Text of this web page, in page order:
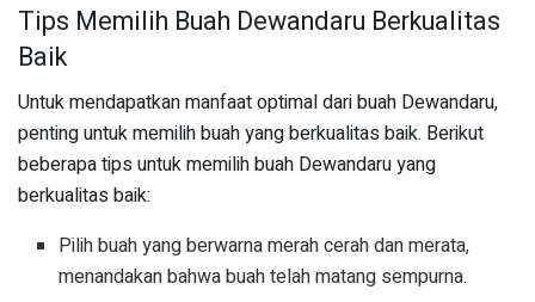
Tips Memilih Buah Dewandaru Berkualitas
Baik
Untuk mendapatkan manfaat optimal dari buah Dewandaru,
penting untuk memilih buah yang berkualitas baik. Berikut
beberapa tips untuk memilih buah Dewandaru yang
berkualitas baik:
Pilih buah yang berwarna merah cerah dan merata,
menandakan bahwa buah telah matang sempurna.